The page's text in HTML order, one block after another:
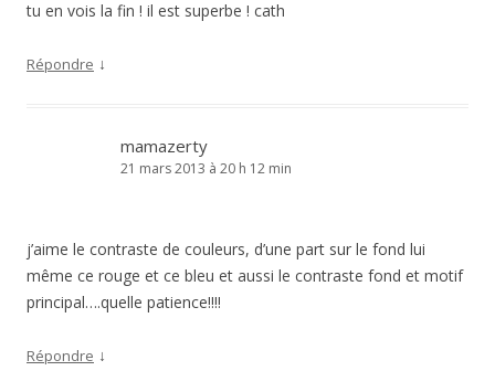
tu en vois la fin ! il est superbe ! cath
Répondre ↓
mamazerty
21 mars 2013 à 20 h 12 min
j’aime le contraste de couleurs, d’une part sur le fond lui
même ce rouge et ce bleu et aussi le contraste fond et motif
principal….quelle patience!!!!
Répondre ↓